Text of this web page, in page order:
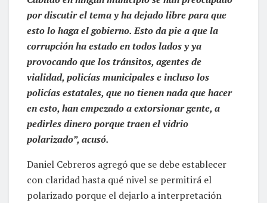
por discutir el tema y ha dejado libre para que
esto lo haga el gobierno. Esto da pie a que la
corrupción ha estado en todos lados y ya
provocando que los tránsitos, agentes de
vialidad, policías municipales e incluso los
policías estatales, que no tienen nada que hacer
en esto, han empezado a extorsionar gente, a
pedirles dinero porque traen el vidrio
polarizado”, acusó.
Daniel Cebreros agregó que se debe establecer
con claridad hasta qué nivel se permitirá el
polarizado porque el dejarlo a interpretación